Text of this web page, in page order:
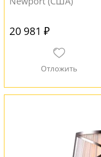
20 981 ₽